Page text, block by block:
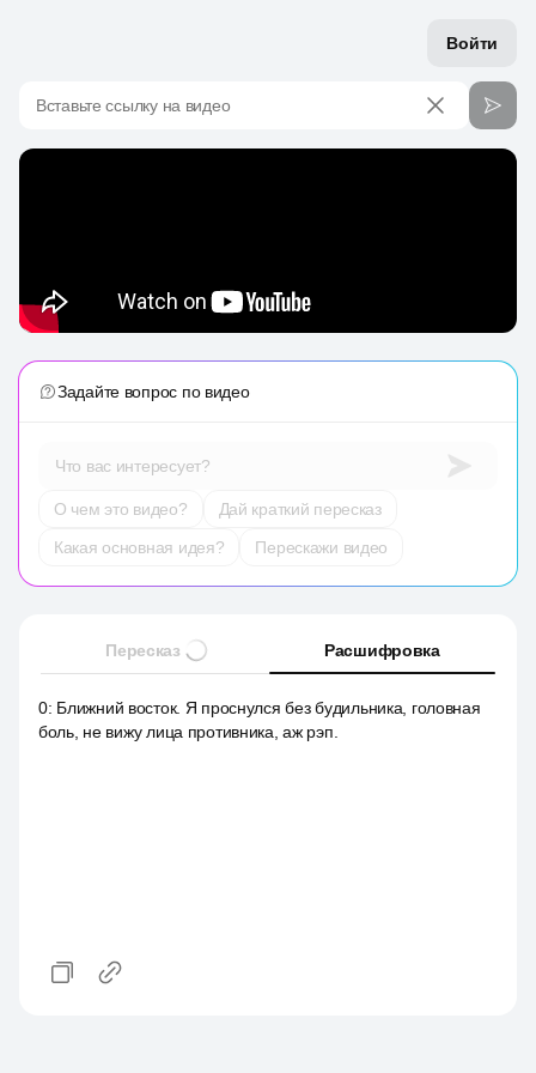
Войти
Вставьте ссылку на видео
Задайте вопрос по видео
Что вас интересует?
О чем это видео?
Дай краткий пересказ
Какая основная идея?
Перескажи видео
Пересказ Расшифровка
0: Ближний восток. Я проснулся без будильника, головная
боль, не вижу лица противника, аж рэп.